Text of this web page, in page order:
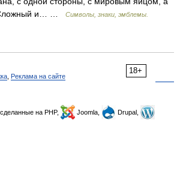
Сложный и… …
Символы, знаки, эмблемы.
18+
Реклама на сайте
, сделанные на PHP, Joomla,
Drupal,